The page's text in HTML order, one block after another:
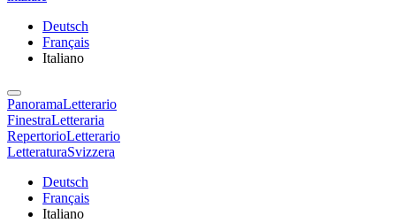
Deutsch
Français
Italiano
PanoramaLetterario
FinestraLetteraria
RepertorioLetterario
LetteraturaSvizzera
Deutsch
Français
Italiano